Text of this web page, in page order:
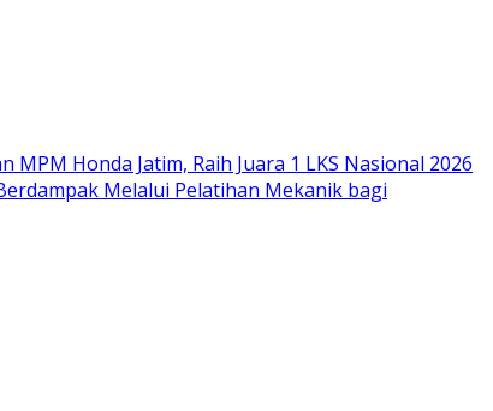
MPM Honda Jatim, Raih Juara 1 LKS Nasional 2026
Melalui Pelatihan Mekanik bagi